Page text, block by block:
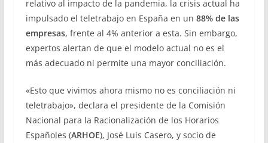
relativo al impacto de la pandemia, la crisis actual ha
impulsado el teletrabajo en España en un 88% de las
empresas, frente al 4% anterior a esta. Sin embargo,
expertos alertan de que el modelo actual no es el
más adecuado ni permite una mayor conciliación.
«Esto que vivimos ahora mismo no es conciliación ni
teletrabajo», declara el presidente de la Comisión
Nacional para la Racionalización de los Horarios
Españoles (ARHOE), José Luis Casero, y socio de